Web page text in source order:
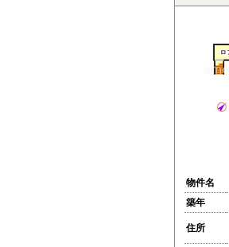
物件名
築年
住所